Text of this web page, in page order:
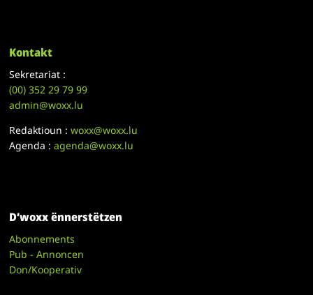
Kontakt
Sekretariat :
(00)352 29 79 99
admin@woxx.lu
Redaktioun :woxx@woxx.lu
Agenda :agenda@woxx.lu
D’woxx ënnerstëtzen
Abonnements
Pub - Annoncen
Don/Kooperativ